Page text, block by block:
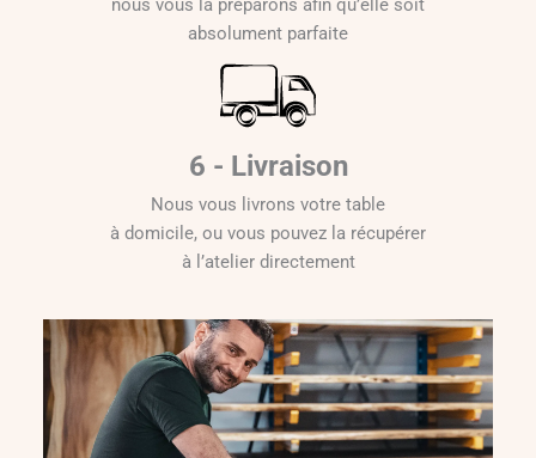
nous vous la préparons afin qu’elle soit
absolument parfaite
6 - Livraison
Nous vous livrons votre table
à domicile, ou vous pouvez la récupérer
à l’atelier directement